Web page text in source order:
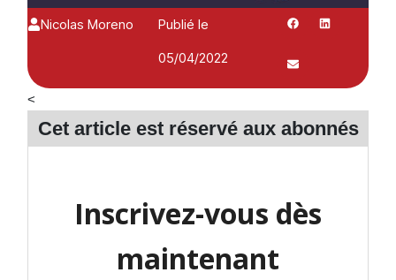
Nicolas Moreno
Publié le
05/04/2022
<
Cet article est réservé aux abonnés
Inscrivez-vous dès
maintenant